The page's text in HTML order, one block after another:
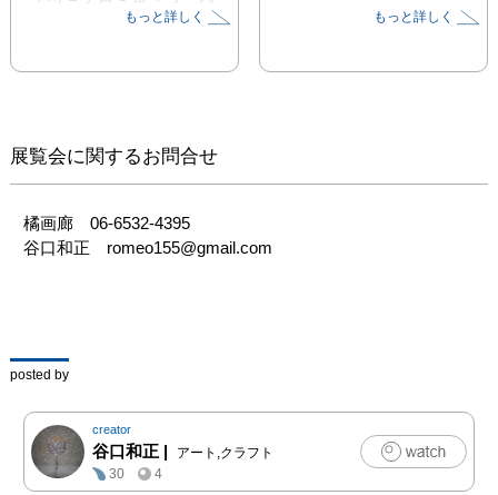
阪陶磁器会館B１
06-4394-7598  URL:
で）　 日・月曜休み
今回の個展は初めてコラ
ボレーション作品を発表
かさんとコラボレーショ
ンします！
鉄と紙という違った素材
ながらその素材を切る事
によって生み出される作
品を見ていただけたらと
もっと詳しく もっと詳しく
展覧会に関するお問合せ
橘画廊　06-6532-4395
谷口和正　romeo155@gmail.com
posted by
creator
谷口和正 |
アート,クラフト
30
4